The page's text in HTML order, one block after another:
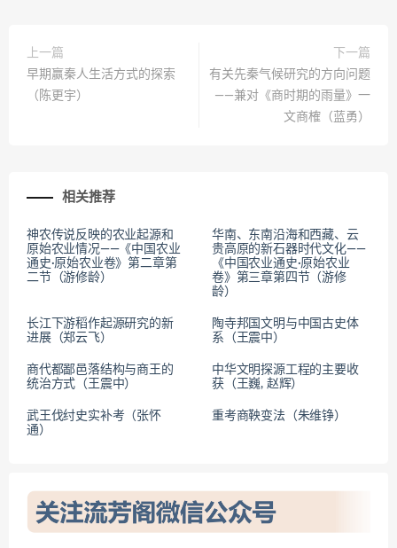
上一篇
早期赢秦人生活方式的探索
（陈更宇）
下一篇
有关先秦气候研究的方向问题
——兼对《商时期的雨量》一
文商榷（蓝勇）
相关推荐
神农传说反映的农业起源和
原始农业情况——《中国农业
通史·原始农业卷》第二章第
二节（游修龄）
华南、东南沿海和西藏、云
贵高原的新石器时代文化——
《中国农业通史·原始农业
卷》第三章第四节（游修
龄）
长江下游稻作起源研究的新
进展（郑云飞）
陶寺邦国文明与中国古史体
系（王震中）
商代都鄙邑落结构与商王的
统治方式（王震中）
中华文明探源工程的主要收
获（王巍, 赵辉）
武王伐纣史实补考（张怀
通）
重考商鞅变法（朱维铮）